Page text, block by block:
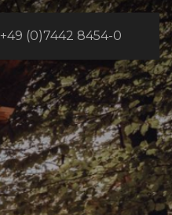
+49 (0)7442 8454-0